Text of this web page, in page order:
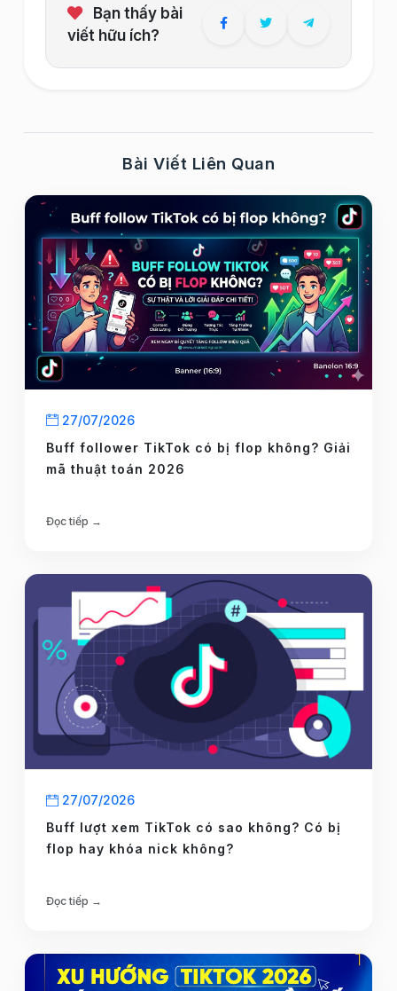
Bạn thấy bài
viết hữu ích?
Bài Viết Liên Quan
27/07/2026
Buff follower TikTok có bị flop không? Giải
mã thuật toán 2026
Đọc tiếp →
27/07/2026
Buff lượt xem TikTok có sao không? Có bị
flop hay khóa nick không?
Đọc tiếp →